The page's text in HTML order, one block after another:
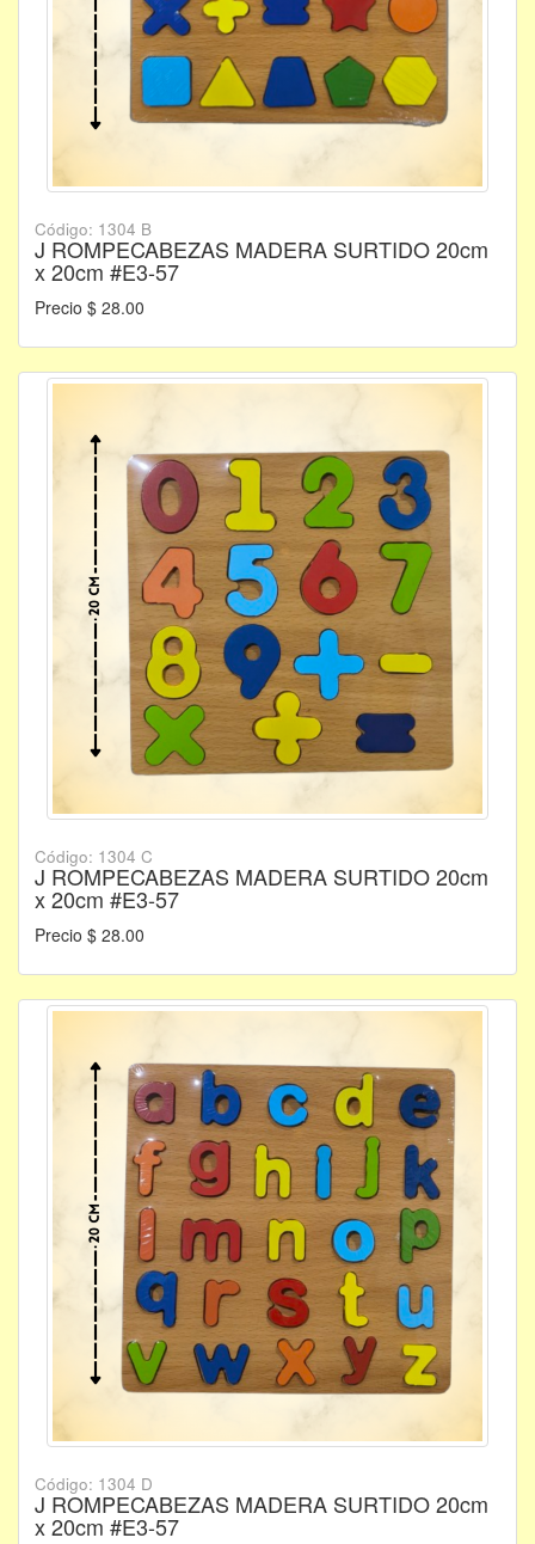
Código: 1304 B
J ROMPECABEZAS MADERA SURTIDO 20cm
x 20cm #E3-57
Precio $ 28.00
Código: 1304 C
J ROMPECABEZAS MADERA SURTIDO 20cm
x 20cm #E3-57
Precio $ 28.00
Código: 1304 D
J ROMPECABEZAS MADERA SURTIDO 20cm
x 20cm #E3-57